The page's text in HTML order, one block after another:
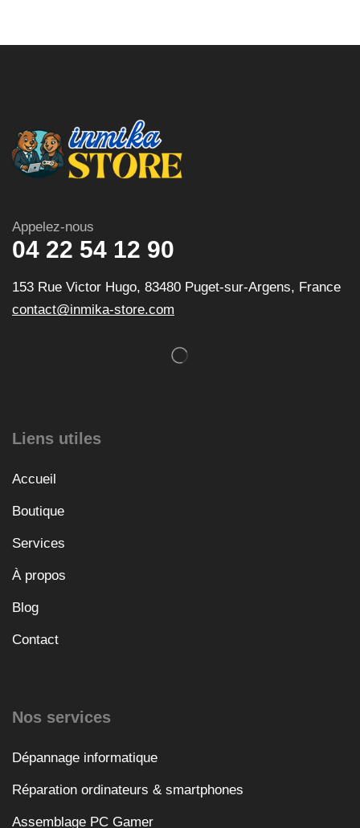
Appelez-nous
04 22 54 12 90
153 Rue Victor Hugo, 83480 Puget-sur-Argens, France
contact@inmika-store.com
Liens utiles
Accueil
Boutique
Services
À propos
Blog
Contact
Nos services
Dépannage informatique
Réparation ordinateurs & smartphones
Assemblage PC Gamer